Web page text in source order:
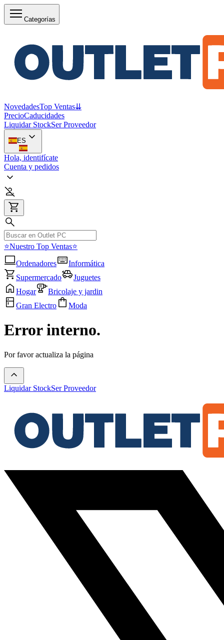
Categorías
NovedadesTop Ventas⇊
PrecioCaducidades
Liquidar StockSer Proveedor
ES
Hola, identifícate
Cuenta y pedidos
⭐Nuestro Top Ventas⭐
Ordenadores
Informática
Supermercado
Juguetes
Hogar
Bricolaje y jardin
Gran Electro
Moda
Error interno.
Por favor actualiza la página
Liquidar StockSer Proveedor